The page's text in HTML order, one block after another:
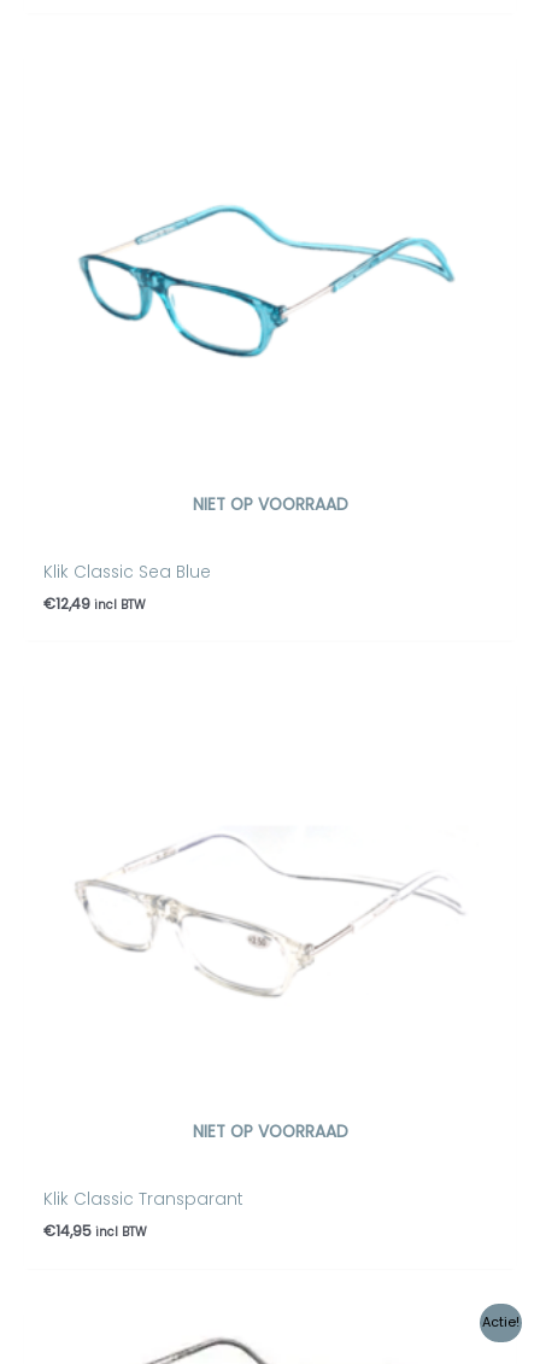
NIET OP VOORRAAD
Klik Classic Sea Blue
€12,49 incl BTW
NIET OP VOORRAAD
Klik Classic Transparant
€14,95 incl BTW
Actie!
is: